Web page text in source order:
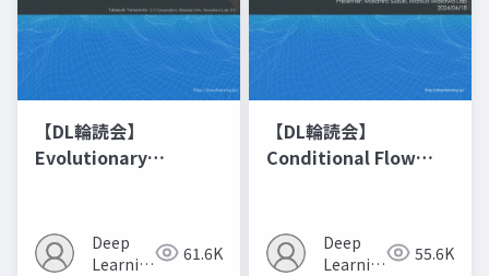
【DL輪読会】
Evolutionary
Recipes モデルマージ
の進化的最適化
Deep
Learning
61.6K
【DL輪読会】
Conditional Flow
Deep
Learning
55.6K